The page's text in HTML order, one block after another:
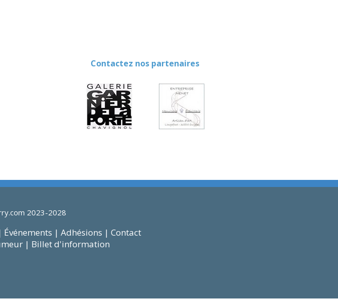
Contactez nos partenaires
2023-2028
Événements | Adhésions | Contact
| Billet d'information